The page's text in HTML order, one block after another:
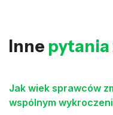
Inne pytania
Jak wiek sprawców
wspólnym